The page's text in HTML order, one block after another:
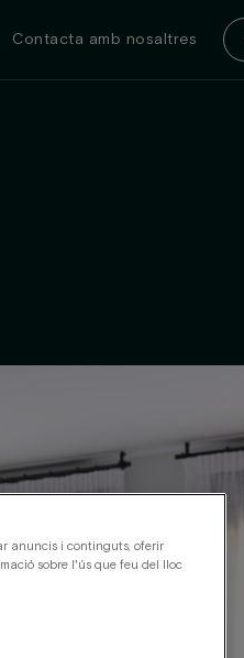
Contacta amb nosaltres
anuncis i continguts, oferir
sobre l'ús que feu del lloc